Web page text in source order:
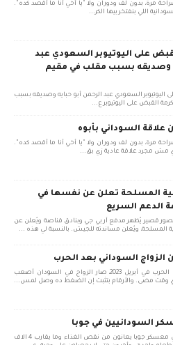
مرة، بدون لف ودوران ولا "يا أخي أنا ما أقصد كده".
اللي بنفتخر بيها الكر...
على اليوتيوبر السعودي عبد
وصديقه بسبب مقلب في مقيم
اليوتيوبر السعودي عبد الرحمن أبو حبايه وصديقه بسبب
القبض على اليوتيوبر ع...
علاقة السوداني بأبوه
مرة، بدون لف ودوران ولا "يا أخي أنا ما أقصد كده".
مش مجرد علاقة عادية زي بق...
المسلحة تعلن عن نفسها في
الدعم السريع
قصير يُظهر مدفع آر بي جي وبنادق قناصة ويُعلن عن
المسلحة، ويُعلن مساندته للجيش. بالنسبة لي هذه ...
الزواج السوداني بعد الحرب
المقدمة بعد ما بدأت الحرب في أبريل 2023، صار الزواج في السودان أصعب
أي وقت مضى. والأرقام بتثبت إن الضغط ده وصل لمس...
السودانيين في جوبا
اللاجئين السودانيين في معسكر جوبا يعانون من نقص الغذاء وما يقارب 4 الاف